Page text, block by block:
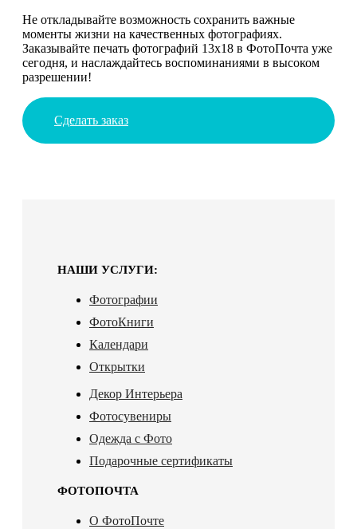
Не откладывайте возможность сохранить важные
моменты жизни на качественных фотографиях.
Заказывайте печать фотографий 13х18 в ФотоПочта уже
сегодня, и наслаждайтесь воспоминаниями в высоком
разрешении!
Сделать заказ
НАШИ УСЛУГИ:
Фотографии
ФотоКниги
Календари
Открытки
Декор Интерьера
Фотосувениры
Одежда с Фото
Подарочные сертификаты
ФОТОПОЧТА
О ФотоПочте